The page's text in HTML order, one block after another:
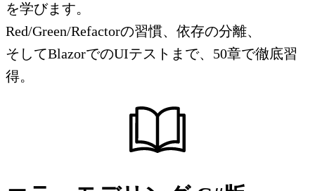
を学びます。
Red/Green/Refactorの習慣、依存の分離、
そしてBlazorでのUIテストまで、50章で徹底習
得。